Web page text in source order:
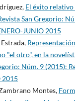
El éxito relativo
San Gregorio:
JUNIO 2015
"el otro", en la
Núm. 9 (2015):
2015
Montes,